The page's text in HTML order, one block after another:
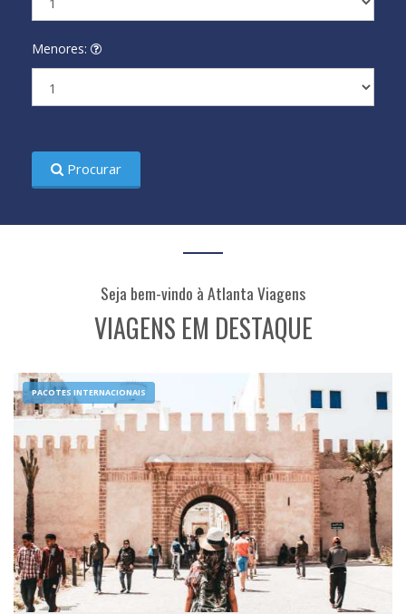
Menores:
Procurar
Seja bem-vindo à Atlanta Viagens
VIAGENS EM DESTAQUE
PACOTES INTERNACIONAIS